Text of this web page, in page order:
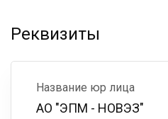
Реквизиты
Название юр лица
АО "ЭПМ - НОВЭЗ"